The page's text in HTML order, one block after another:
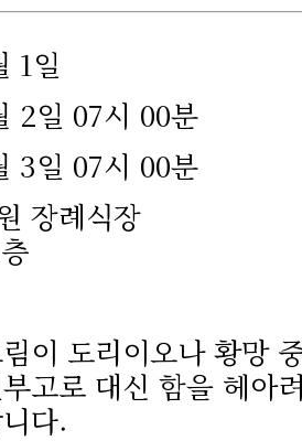
1일
2일 07시 00분
3일 07시 00분
장례식장
이 도리이오나 황망
고로 대신 함을 헤아
다.